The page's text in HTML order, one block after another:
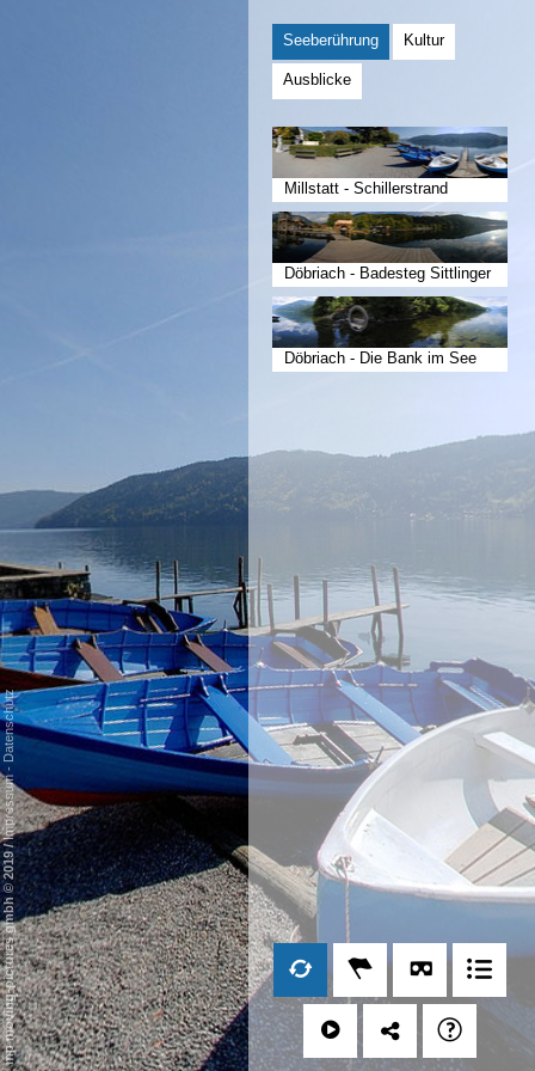
Seeberührung Kultur
Ausblicke
Millstatt - Schillerstrand
Döbriach - Badesteg Sittlinger
Döbriach - Die Bank im See
mp moving-pictures gmbh © 2019
/
Impressum
-
Datenschutz